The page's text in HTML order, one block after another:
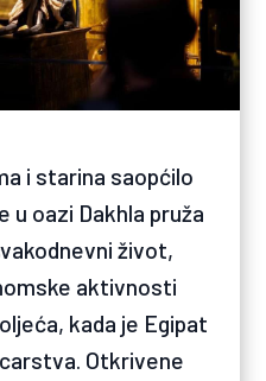
i starina saopćilo
u oazi Dakhla pruža
život,
aktivnosti
kada je Egipat
Otkrivene